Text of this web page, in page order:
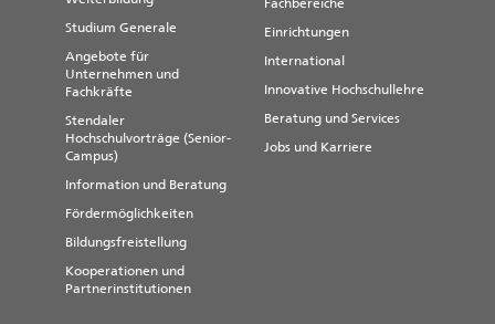
Studium Generale
Angebote für
Unternehmen und
Fachkräfte
Stendaler
Hochschulvorträge (Senior-
Campus)
Information und Beratung
Fördermöglichkeiten
Bildungsfreistellung
Kooperationen und
Partnerinstitutionen
Fachbereiche
Einrichtungen
International
Innovative Hochschullehre
Beratung und Services
Jobs und Karriere